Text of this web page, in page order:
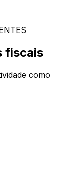
fiscais
como